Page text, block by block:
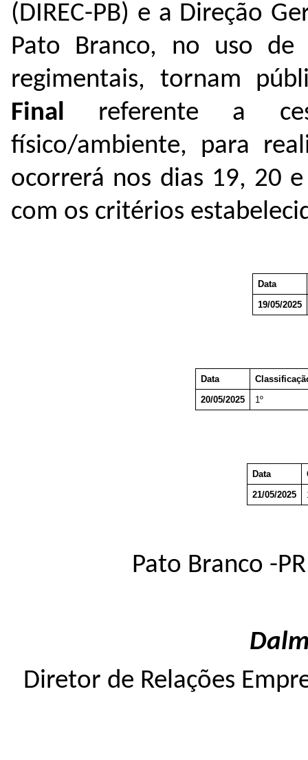
(DIREC-PB) e a Direção
Pato Branco, no uso de
regimentais, tornam
Final referente a
físico/ambiente, para
ocorrerá nos dias 19, 20
com os critérios
Data
19/05/2025
Data
20/05/2025
1º
Data
21/05/2025
Pato Branco -
Diretor de Relações